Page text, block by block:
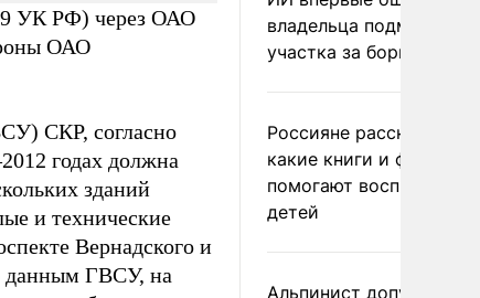
УК РФ) через ОАО
ОАО
СКР, согласно
годах должна
зданий
и технические
Вернадского и
данным ГВСУ, на
владельца
участка за борщевик
Россияне рассказали,
какие книги и фильмы
помогают воспитывать
детей
Альпинист допустил